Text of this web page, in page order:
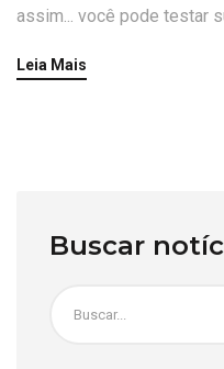
assim... você pode testar
Leia Mais
Buscar